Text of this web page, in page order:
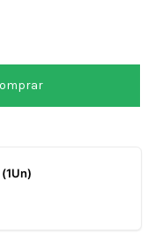
(1Un)